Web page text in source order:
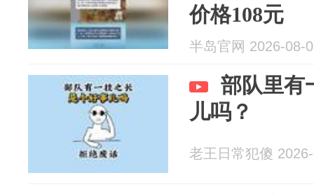
价格108元
半岛官网 2026-08-
部队里有
儿吗？
老王日常犯傻